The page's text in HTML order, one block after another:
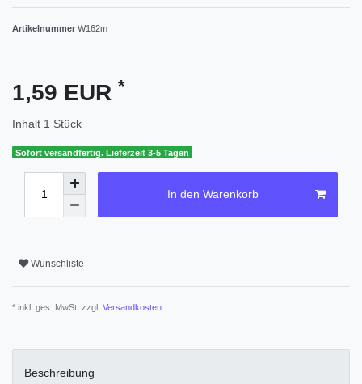
Artikelnummer W162m
1,59 EUR *
Inhalt 1 Stück
Sofort versandfertig. Lieferzeit 3-5 Tagen
In den Warenkorb
Wunschliste
* inkl. ges. MwSt. zzgl. Versandkosten
Beschreibung